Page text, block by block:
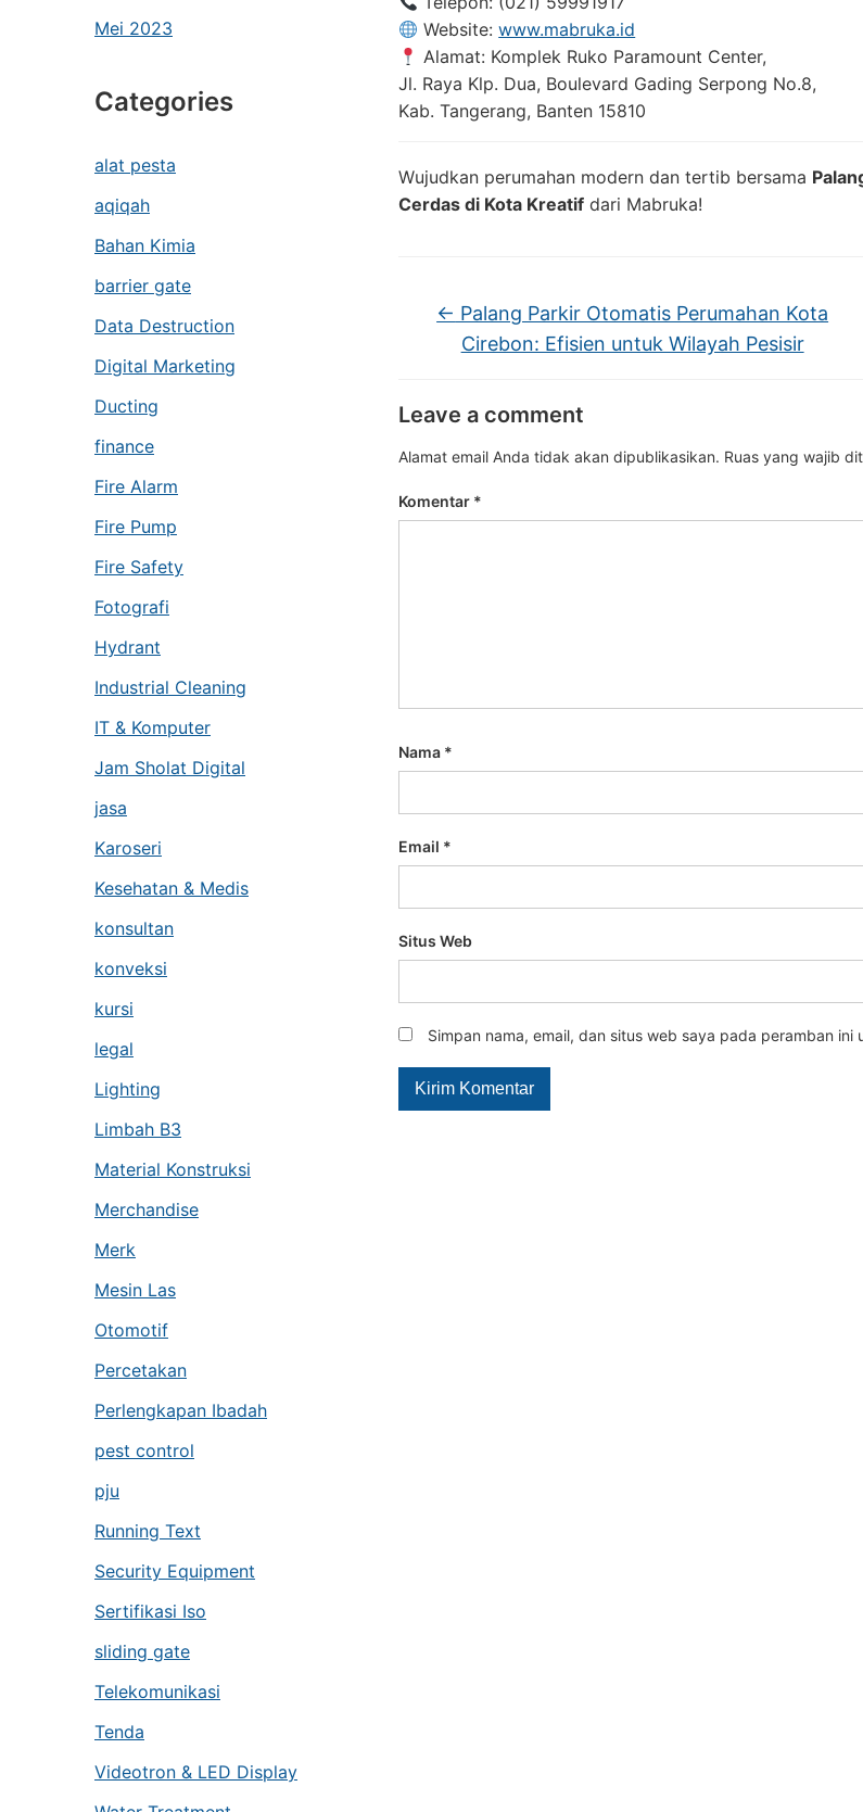
Mei 2023
Categories
alat pesta
aqiqah
Bahan Kimia
barrier gate
Data Destruction
Digital Marketing
Ducting
finance
Fire Alarm
Fire Pump
Fire Safety
Fotografi
Hydrant
Industrial Cleaning
IT & Komputer
Jam Sholat Digital
jasa
Karoseri
Kesehatan & Medis
konsultan
konveksi
kursi
legal
Lighting
Limbah B3
Material Konstruksi
Merchandise
Merk
Mesin Las
Otomotif
Percetakan
Perlengkapan Ibadah
pest control
pju
Running Text
Security Equipment
Sertifikasi Iso
sliding gate
Telekomunikasi
Tenda
Videotron & LED Display
Website:www.mabruka.id
Alamat: Komplek Ruko Paramount Center,
Jl. Raya Klp. Dua, Boulevard Gading Serpong No.8,
Kab. Tangerang, Banten 15810
Wujudkan perumahan modern dan tertib bersama
Cerdas di Kota Kreatif dari Mabruka!
← Palang Parkir Otomatis Perumahan Kota
Cirebon: Efisien untuk Wilayah Pesisir
Leave a comment
Alamat email Anda tidak akan dipublikasikan. Ruas yang wajib
Komentar *
Nama *
Email *
Situs Web
Simpan nama, email, dan situs web saya pada peramban